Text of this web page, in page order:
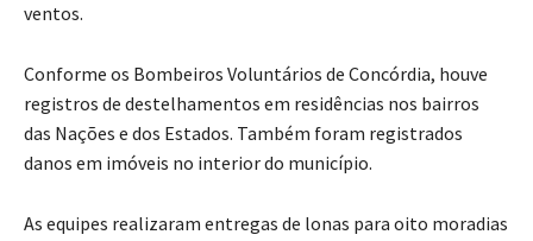
registros de destelhamentos em residências nos bairros
danos em imóveis no interior do município.
As equipes realizaram entregas de lonas para oito moradias
no local. Donos de outros quatro imóveis também foram ao
caiu em cima de uma residência também foi retirada pela